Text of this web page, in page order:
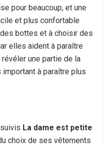
pour beaucoup, et une
et plus confortable
bottes et à choisir des
elles aident à paraître
une partie de la
à paraître plus
La dame est petite
choix de ses vêtements